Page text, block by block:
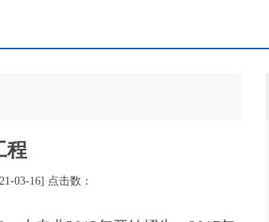
程
03-16] 点击数：